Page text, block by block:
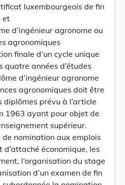
luxembourgeois de fin
et
d’ingénieur agronome ou
agronomiques
finale d’un cycle unique
quatre années d’études
d’ingénieur agronome
agronomiques doit être
prévu à l’article
1963 ayant pour objet de
supérieur.
nomination aux emplois
d’attaché économique, les
l’organisation du stage
d’un examen de fin